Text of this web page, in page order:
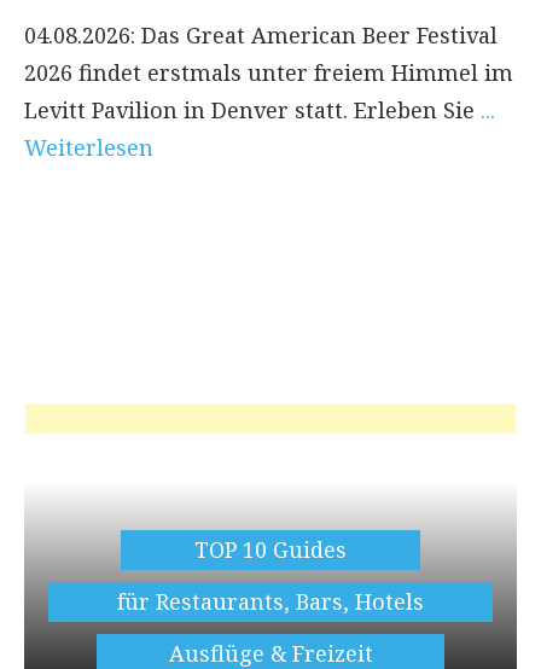
04.08.2026: Das Great American Beer Festival
2026 findet erstmals unter freiem Himmel im
Levitt Pavilion in Denver statt. Erleben Sie ...
Weiterlesen
TOP 10 Guides
für Restaurants, Bars, Hotels
Ausflüge & Freizeit